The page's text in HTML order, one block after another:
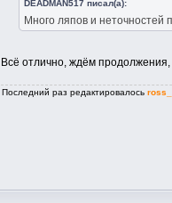
DEADMAN517 писал(а):
Много ляпов и неточностей
Всё отлично, ждём
Последний раз редактировалось